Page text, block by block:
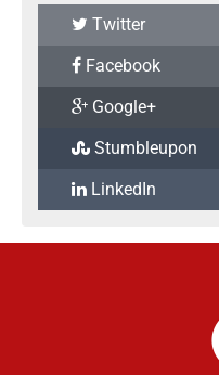
Twitter
Facebook
Google+
Stumbleupon
LinkedIn